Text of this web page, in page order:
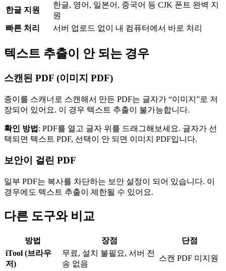
한글 지원
한글, 영어, 일본어, 중국어 등 CJK 폰트 완벽 지
원
빠른 처리
서버 업로드 없이 내 컴퓨터에서 바로 처리
텍스트 추출이 안 되는 경우
스캔된 PDF (이미지 PDF)
종이를 스캐너로 스캔해서 만든 PDF는 글자가 “이미지”로 저
장되어 있어요. 이 경우 텍스트 추출이 불가능합니다.
확인 방법 : PDF를 열고 글자 위를 드래그해보세요. 글자가 선
택되면 텍스트 PDF, 선택이 안 되면 이미지 PDF입니다.
보안이 걸린 PDF
일부 PDF는 복사를 차단하는 보안 설정이 되어 있습니다. 이
경우에도 텍스트 추출이 제한될 수 있어요.
다른 도구와 비교
방법 장점
단점
iTool (브라우
저)
무료, 설치 불필요, 서버 전
송 없음
스캔 PDF 미지원